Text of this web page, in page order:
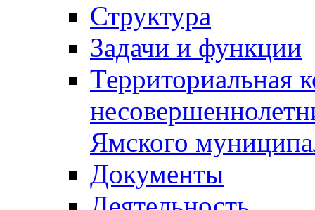
Структура
Задачи и функции
Территориальная
Ямского
Документы